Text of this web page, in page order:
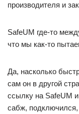
производителя и
SafeUM где-то
что мы как-то
Да, насколько
сам он в другой
ссылку на SafeUM
сабж, подключился,